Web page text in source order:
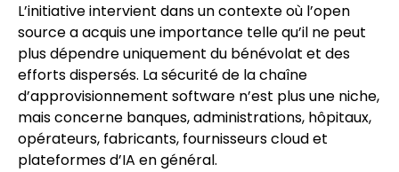
L’initiative intervient dans un contexte où l’open
source a acquis une importance telle qu’il ne peut
plus dépendre uniquement du bénévolat et des
efforts dispersés. La sécurité de la chaîne
d’approvisionnement software n’est plus une niche,
mais concerne banques, administrations, hôpitaux,
opérateurs, fabricants, fournisseurs cloud et
plateformes d’IA en général.